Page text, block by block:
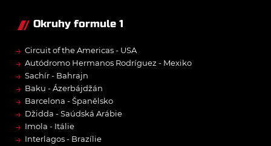
Okruhy formule 1
→ Circuit of the Americas - USA
→ Autódromo Hermanos Rodríguez - Mexiko
→ Sachír - Bahrajn
→ Baku - Ázerbájdžán
→ Barcelona - Španělsko
→ Džidda - Saúdská Arábie
→ Imola - Itálie
→ Interlagos - Brazílie